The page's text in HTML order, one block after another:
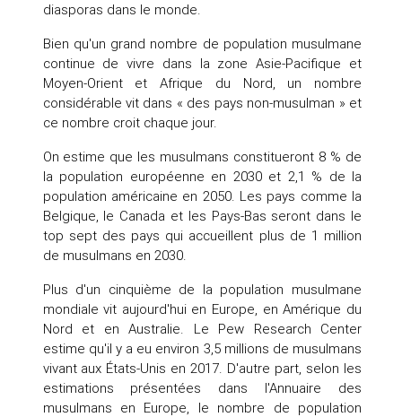
diasporas dans le monde.
Bien qu'un grand nombre de population musulmane
continue de vivre dans la zone Asie-Pacifique et
Moyen-Orient et Afrique du Nord, un nombre
considérable vit dans « des pays non-musulman » et
ce nombre croit chaque jour.
On estime que les musulmans constitueront 8 % de
la population européenne en 2030 et 2,1 % de la
population américaine en 2050. Les pays comme la
Belgique, le Canada et les Pays-Bas seront dans le
top sept des pays qui accueillent plus de 1 million
de musulmans en 2030.
Plus d'un cinquième de la population musulmane
mondiale vit aujourd'hui en Europe, en Amérique du
Nord et en Australie. Le Pew Research Center
estime qu'il y a eu environ 3,5 millions de musulmans
vivant aux États-Unis en 2017. D'autre part, selon les
estimations présentées dans l'Annuaire des
musulmans en Europe, le nombre de population